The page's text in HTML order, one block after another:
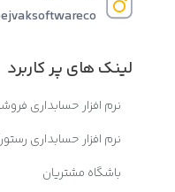
لینک های پر کاربرد
نرم افزار حسابداری
نرم افزار حسابداری
باشگاه مشتریان